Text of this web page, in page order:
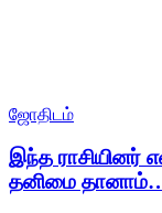
ஜோதிடம்
இந்த ராசியினர்
தனிமை